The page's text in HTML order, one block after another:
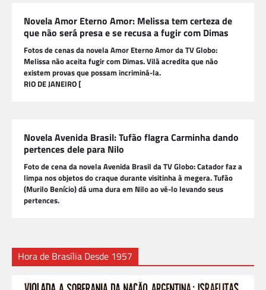
Novela Amor Eterno Amor: Melissa tem certeza de
que não será presa e se recusa a fugir com Dimas
Fotos de cenas da novela Amor Eterno Amor da TV Globo:
Melissa não aceita fugir com Dimas. Vilã acredita que não
existem provas que possam incriminá-la.
RIO DE JANEIRO [
Novela Avenida Brasil: Tufão flagra Carminha dando
pertences dele para Nilo
Foto de cena da novela Avenida Brasil da TV Globo: Catador faz a
limpa nos objetos do craque durante visitinha à megera. Tufão
(Murilo Benício) dá uma dura em Nilo ao vê-lo levando seus
pertences.
Hora de Brasília Desde 1957